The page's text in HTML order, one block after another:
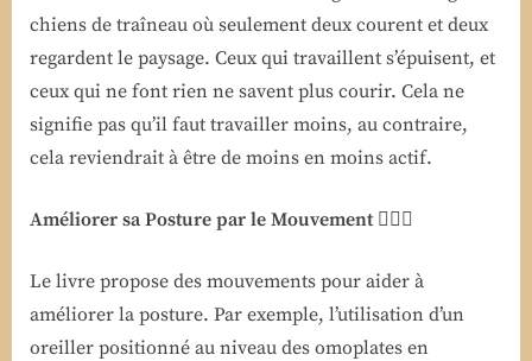
chiens de traîneau où seulement deux courent et deux
regardent le paysage. Ceux qui travaillent s’épuisent, et
ceux qui ne font rien ne savent plus courir. Cela ne
signifie pas qu’il faut travailler moins, au contraire,
cela reviendrait à être de moins en moins actif.
Améliorer sa Posture par le Mouvement🤸‍♀️✅
Le livre propose des mouvements pour aider à
améliorer la posture. Par exemple, l’utilisation d’un
oreiller positionné au niveau des omoplates en